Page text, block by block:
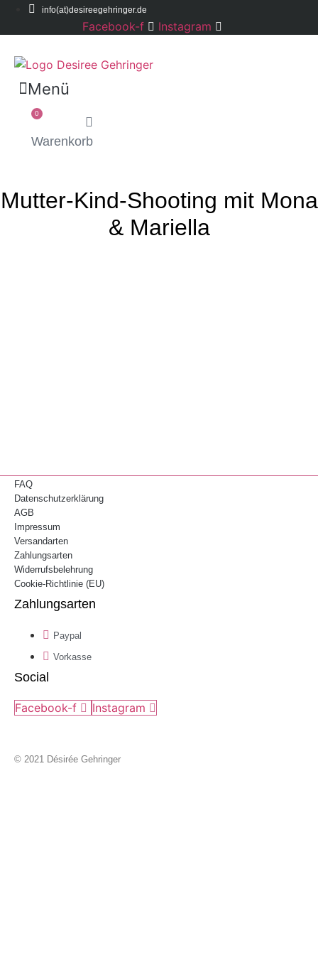
info(at)desireegehringer.de
Facebook-f Instagram
Menü
0
Warenkorb
Mutter-Kind-Shooting mit Mona
& Mariella
FAQ
Datenschutzerklärung
AGB
Impressum
Versandarten
Zahlungsarten
Widerrufsbelehrung
Cookie-Richtlinie (EU)
Zahlungsarten
Paypal
Vorkasse
Social
Facebook-f Instagram
© 2021 Désirée Gehringer